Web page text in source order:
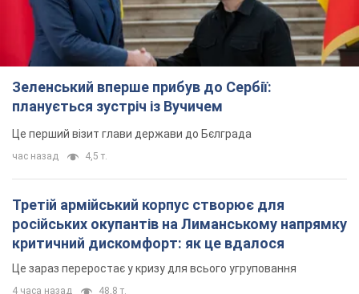
Третій армійський корпус створює для
російських окупантів на Лиманському напрямку
критичний дискомфорт: як це вдалося
Це зараз переростає у кризу для всього угруповання
4 часа назад 48,8 т.
В окупованій Ялті прогриміли потужні вибухи:
валить чорний дим. Фото і відео
Місто, ймовірно, опинилося під атакою дронів
7 часов назад 8,2 т.